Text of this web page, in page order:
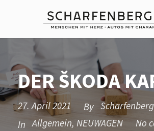
DER ŠKODA
27. April 2021 By
In Allgemein, NEUWAGEN No